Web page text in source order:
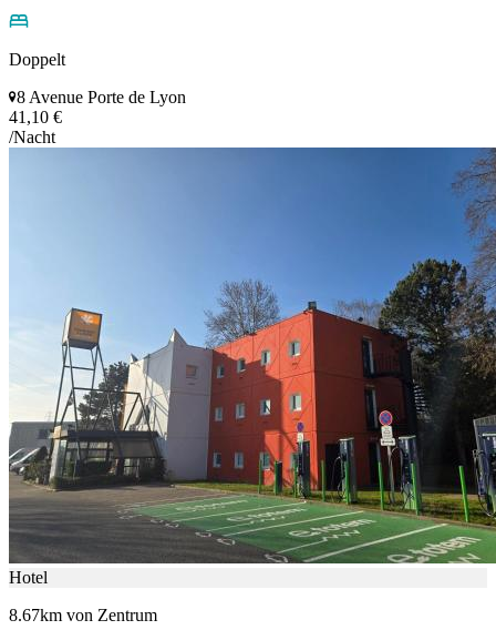
Doppelt
8 Avenue Porte de Lyon
41,10 €
/Nacht
Hotel
8.67km von Zentrum